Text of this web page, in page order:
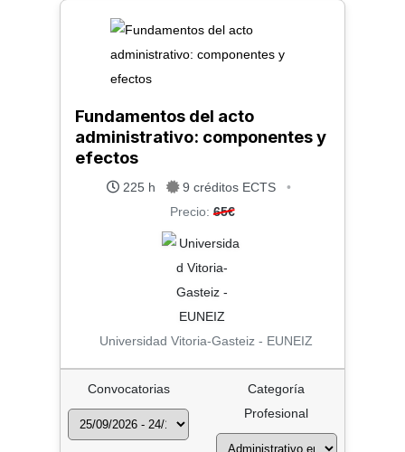
Fundamentos del acto
administrativo: componentes y
efectos
225 h 9 créditos ECTS
•
Precio: 65€
Universidad Vitoria-Gasteiz - EUNEIZ
Convocatorias
Categoría
Profesional